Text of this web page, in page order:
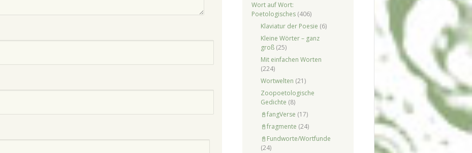
Wort auf Wort:
Poetologisches(406)
Klaviatur der Poesie (6)
Kleine Wörter – ganz
groß(25)
Mit einfachen Worten
(224)
Wortwelten (21)
Zoopoetologische
Gedichte (8)
📓fangVerse (17)
📓fragmente (24)
📓Fundworte/Wortfunde
(24)